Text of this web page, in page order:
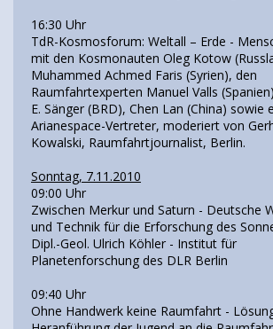
16:30 Uhr
TdR-Kosmosforum: Weltall – Erde -
mit den Kosmonauten Oleg Kotow
Muhammed Achmed Faris (Syrien), den
Raumfahrtexperten Manuel Valls
E. Sänger (BRD), Chen Lan (China) sowie
Arianespace-Vertreter, moderiert von
Kowalski, Raumfahrtjournalist, Berlin.
Sonntag, 7.11.2010
09:00 Uhr
Zwischen Merkur und Saturn - Deutsche
und Technik für die Erforschung des
Dipl.-Geol. Ulrich Köhler - Institut für
Planetenforschung des DLR Berlin
09:40 Uhr
Ohne Handwerk keine Raumfahrt -